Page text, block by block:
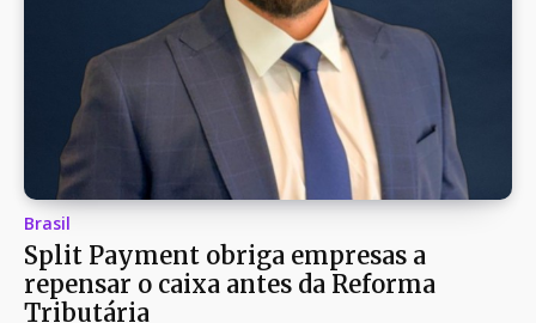
Brasil
Split Payment obriga empresas a
repensar o caixa antes da Reforma
Tributária